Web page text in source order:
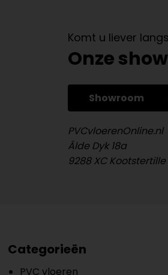
Komt u liever
Onze
Showroom
PVCvloerenOnline.nl
Âlde Dyk 18a
9288 XC Kootstertille
Categorieën
PVC vloeren